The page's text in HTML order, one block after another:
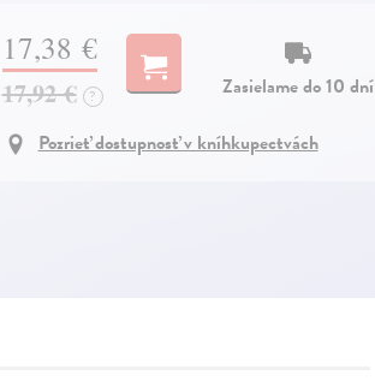
17,38 €
17,92 € ?
Zasielame do 10 dní
Pozrieť dostupnosť v kníhkupectvách